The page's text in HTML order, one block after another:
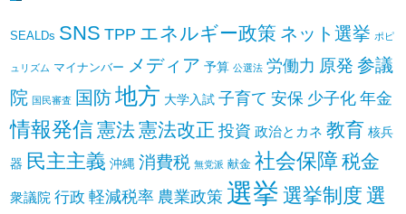
SEALDs SNS TPP エネルギー政策 ネット選挙 ポピ
ュリズム マイナンバー メディア 予算 公選法 労働力 原発 参議
院 国民審査 国防地方 大学入試 子育て 安保 少子化 年金
情報発信憲法憲法改正 投資 政治とカネ 教育 核兵
器 民主主義 沖縄 消費税 無党派 献金 社会保障税金
衆議院 行政 軽減税率 農業政策 選挙 選挙制度 選